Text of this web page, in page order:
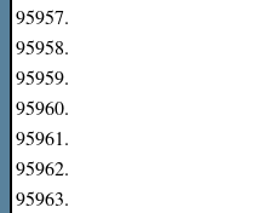
95957.
95958.
95959.
95960.
95961.
95962.
95963.